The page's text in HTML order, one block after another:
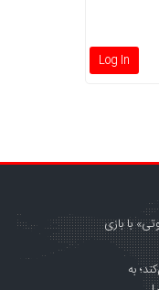
با بازی
به